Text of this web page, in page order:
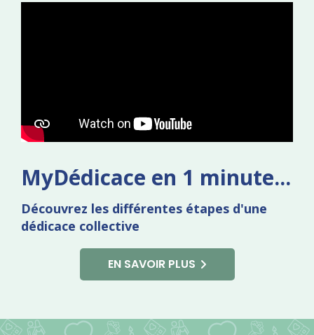
MyDédicace en 1 minute...
Découvrez les différentes étapes d'une
dédicace collective
EN SAVOIR PLUS